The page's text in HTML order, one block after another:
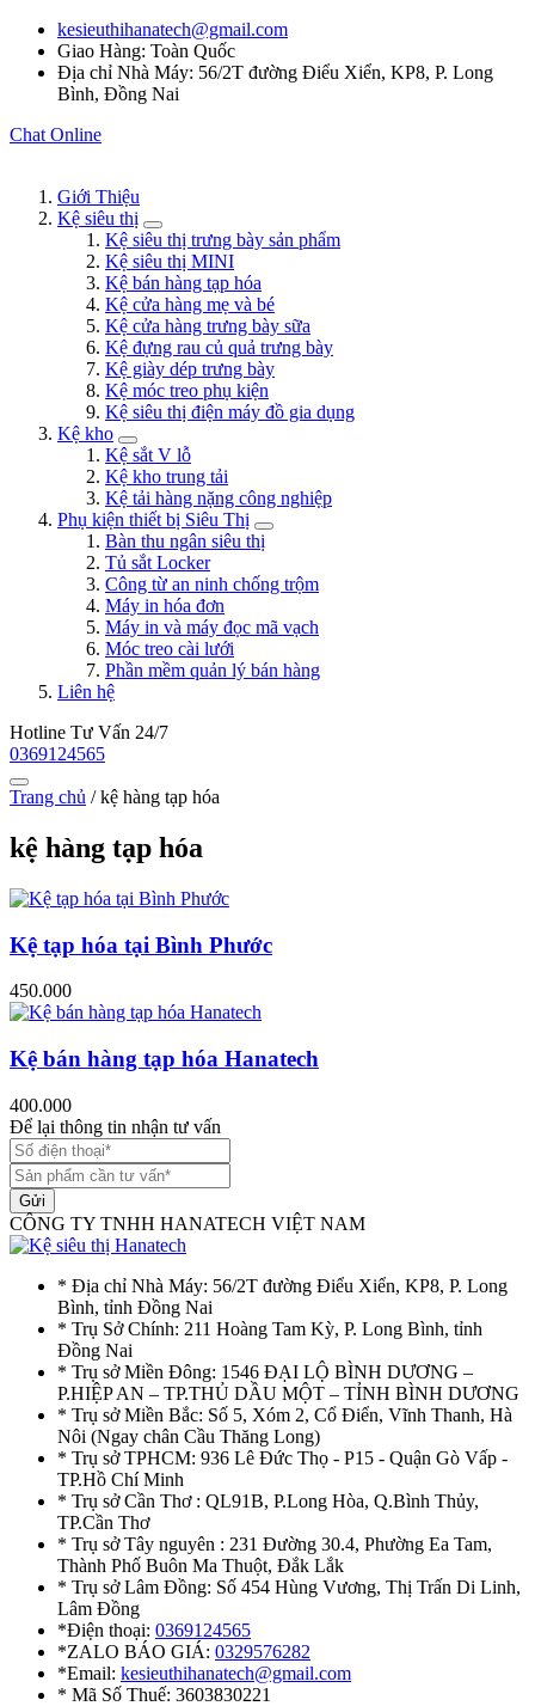
kesieuthihanatech@gmail.com
Giao Hàng: Toàn Quốc
Địa chỉ Nhà Máy: 56/2T đường Điểu Xiển, KP8, P. Long
Bình, Đồng Nai
Chat Online
Giới Thiệu
Kệ siêu thị
Kệ siêu thị trưng bày sản phẩm
Kệ siêu thị MINI
Kệ bán hàng tạp hóa
Kệ cửa hàng mẹ và bé
Kệ cửa hàng trưng bày sữa
Kệ đựng rau củ quả trưng bày
Kệ giày dép trưng bày
Kệ móc treo phụ kiện
Kệ siêu thị điện máy đồ gia dụng
Kệ kho
Kệ sắt V lỗ
Kệ kho trung tải
Kệ tải hàng nặng công nghiệp
Phụ kiện thiết bị Siêu Thị
Bàn thu ngân siêu thị
Tủ sắt Locker
Công từ an ninh chống trộm
Máy in hóa đơn
Máy in và máy đọc mã vạch
Móc treo cài lưới
Phần mềm quản lý bán hàng
Liên hệ
Hotline Tư Vấn 24/7
0369124565
Trang chủ /kệ hàng tạp hóa
kệ hàng tạp hóa
Kệ tạp hóa tại Bình Phước
450.000
Kệ bán hàng tạp hóa Hanatech
400.000
Để lại thông tin nhận tư vấn
Gửi
CÔNG TY TNHH HANATECH VIỆT NAM
* Địa chỉ Nhà Máy: 56/2T đường Điểu Xiển, KP8, P. Long
Bình, tỉnh Đồng Nai
* Trụ Sở Chính: 211 Hoàng Tam Kỳ, P. Long Bình, tỉnh
Đồng Nai
* Trụ sở Miền Đông: 1546 ĐẠI LỘ BÌNH DƯƠNG –
P.HIỆP AN – TP.THỦ DẦU MỘT – TỈNH BÌNH DƯƠNG
* Trụ sở Miền Bắc: Số 5, Xóm 2, Cổ Điển, Vĩnh Thanh, Hà
Nôi (Ngay chân Cầu Thăng Long)
* Trụ sở TPHCM: 936 Lê Đức Thọ - P15 - Quận Gò Vấp -
TP.Hồ Chí Minh
* Trụ sở Cần Thơ : QL91B, P.Long Hòa, Q.Bình Thủy,
TP.Cần Thơ
* Trụ sở Tây nguyên : 231 Đường 30.4, Phường Ea Tam,
Thành Phố Buôn Ma Thuột, Đắk Lắk
* Trụ sở Lâm Đồng: Số 454 Hùng Vương, Thị Trấn Di Linh,
Lâm Đồng
*Điện thoại: 0369124565
*ZALO BÁO GIÁ: 0329576282
*Email: kesieuthihanatech@gmail.com
* Mã Số Thuế: 3603830221